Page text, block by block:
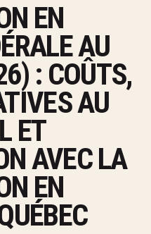
EN
AU
: COÛTS,
AU
ET
AVEC LA
EN